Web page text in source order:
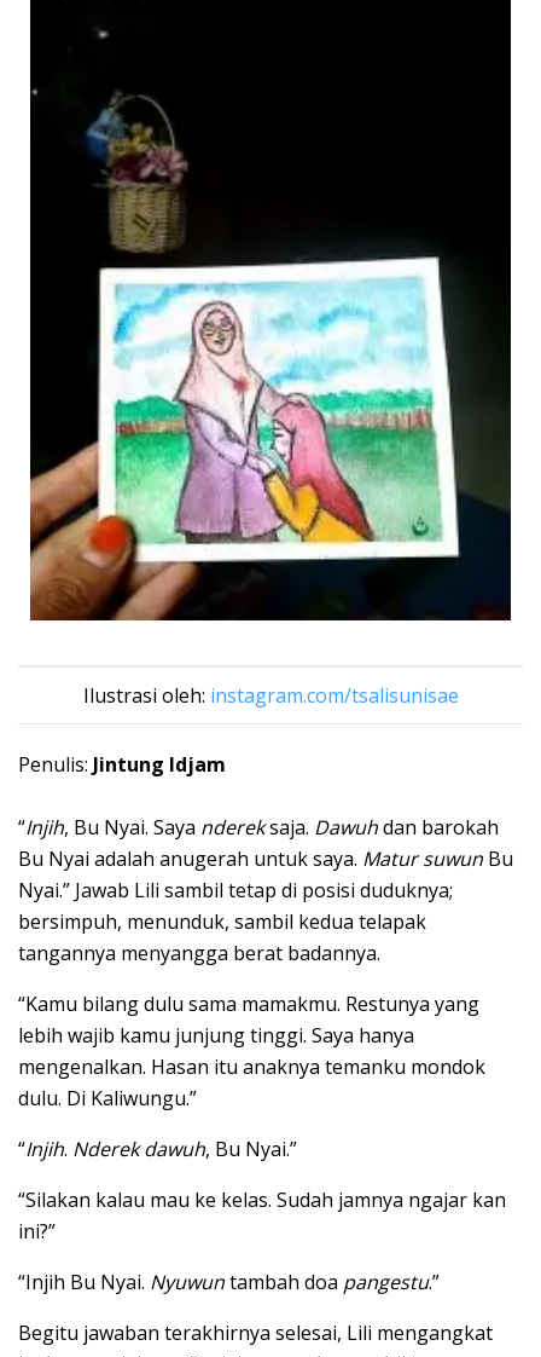
Ilustrasi oleh: instagram.com/tsalisunisae
Penulis: Jintung Idjam
“Injih, Bu Nyai. Saya ndereksaja. Dawuhdan barokah
Bu Nyai adalah anugerah untuk saya. Matur suwun Bu
Nyai.” Jawab Lili sambil tetap di posisi duduknya;
bersimpuh, menunduk, sambil kedua telapak
tangannya menyangga berat badannya.
“Kamu bilang dulu sama mamakmu. Restunya yang
lebih wajib kamu junjung tinggi. Saya hanya
mengenalkan. Hasan itu anaknya temanku mondok
dulu. Di Kaliwungu.”
“Injih. Nderek dawuh, Bu Nyai.”
“Silakan kalau mau ke kelas. Sudah jamnya ngajar kan
ini?”
“Injih Bu Nyai. Nyuwuntambah doa pangestu.”
Begitu jawaban terakhirnya selesai, Lili mengangkat